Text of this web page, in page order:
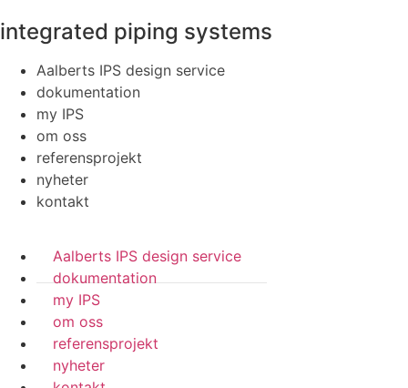
integrated piping systems
Aalberts IPS design service
dokumentation
my IPS
om oss
referensprojekt
nyheter
kontakt
Aalberts IPS design service
dokumentation
my IPS
om oss
referensprojekt
nyheter